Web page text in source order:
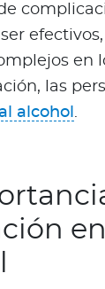
en
las
alcohol .